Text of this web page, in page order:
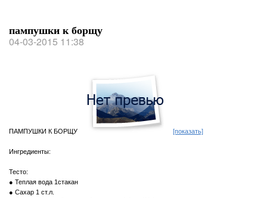
пампушки к борщу
04-03-2015 11:38
ПАМПУШКИ К БОРЩУ [показать]
Ингредиенты:
Тесто:
● Теплая вода 1стакан
● Сахар 1 ст.л.